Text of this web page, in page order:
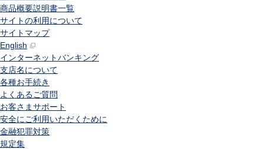
商品概要説明書一覧
サイトの利用について
サイトマップ
English
インターネットバンキング
支店名について
各種お手続き
よくあるご質問
お客さまサポート
安全にご利用いただくために
金融犯罪対策
規定集